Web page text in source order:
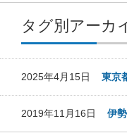
タグ別アーカ
2025年4月15日 東京
2019年11月16日 伊